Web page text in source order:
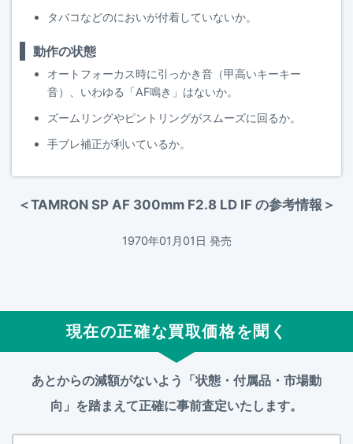
タバコなどのにおいが付着していないか。
動作の状態
オートフォーカス時に引っかき音（甲高いキーキー
音）、いわゆる「AF鳴き」はないか。
ズームリングやピントリングがスムーズに回るか。
手ブレ補正が利いているか。
＜TAMRON SP AF 300mm F2.8 LD IF の参考情報＞
1970年01月01日 発売
現在の正確な買取価格を聞く
あとからの減額がないよう「状態・付属品・市場動
向」を踏まえて正確に事前査定いたします。